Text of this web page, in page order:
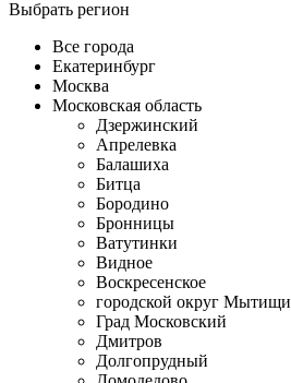
Выбрать регион
Все города
Екатеринбург
Москва
Московская область
Дзержинский
Апрелевка
Балашиха
Битца
Бородино
Бронницы
Ватутинки
Видное
Воскресенское
городской округ Мытищи
Град Московский
Дмитров
Долгопрудный